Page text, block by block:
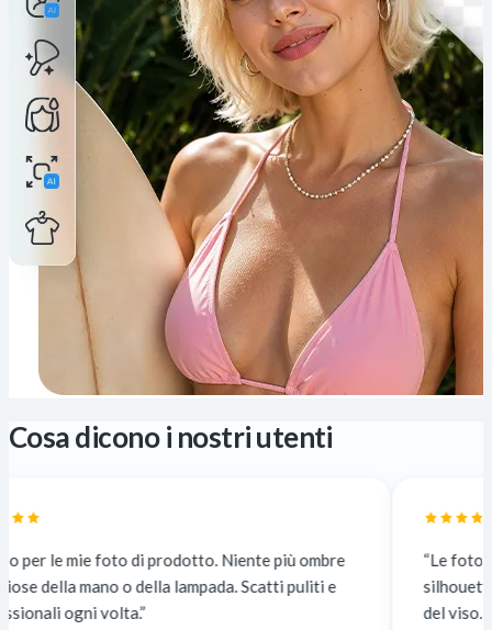
Cosa dicono i nostri utenti
prodotto. Niente più ombre
lampada. Scatti puliti e
“Le foto in controluce mi
silhouette scura. Ora
del viso. Un vero punto di